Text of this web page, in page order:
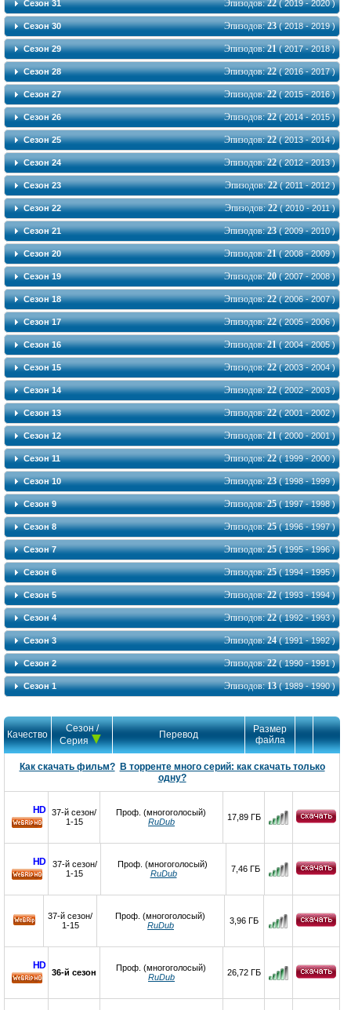
Сезон 31 Эпизодов:22( 2019 - 2020 )
Сезон 30 Эпизодов:23( 2018 - 2019 )
Сезон 29 Эпизодов:21( 2017 - 2018 )
Сезон 28 Эпизодов:22( 2016 - 2017 )
Сезон 27 Эпизодов:22( 2015 - 2016 )
Сезон 26 Эпизодов:22( 2014 - 2015 )
Сезон 25 Эпизодов:22( 2013 - 2014 )
Сезон 24 Эпизодов:22( 2012 - 2013 )
Сезон 23 Эпизодов:22( 2011 - 2012 )
Сезон 22 Эпизодов:22( 2010 - 2011 )
Сезон 21 Эпизодов:23( 2009 - 2010 )
Сезон 20 Эпизодов:21( 2008 - 2009 )
Сезон 19 Эпизодов:20( 2007 - 2008 )
Сезон 18 Эпизодов:22( 2006 - 2007 )
Сезон 17 Эпизодов:22( 2005 - 2006 )
Сезон 16 Эпизодов:21( 2004 - 2005 )
Сезон 15 Эпизодов:22( 2003 - 2004 )
Сезон 14 Эпизодов:22( 2002 - 2003 )
Сезон 13 Эпизодов:22( 2001 - 2002 )
Сезон 12 Эпизодов:21( 2000 - 2001 )
Сезон 11 Эпизодов:22( 1999 - 2000 )
Сезон 10 Эпизодов:23( 1998 - 1999 )
Сезон 9 Эпизодов:25( 1997 - 1998 )
Сезон 8 Эпизодов:25( 1996 - 1997 )
Сезон 7 Эпизодов:25( 1995 - 1996 )
Сезон 6 Эпизодов:25( 1994 - 1995 )
Сезон 5 Эпизодов:22( 1993 - 1994 )
Сезон 4 Эпизодов:22( 1992 - 1993 )
Сезон 3 Эпизодов:24( 1991 - 1992 )
Сезон 2 Эпизодов:22( 1990 - 1991 )
Сезон 1 Эпизодов:13( 1989 - 1990 )
Качество
Сезон /
Серия
Перевод
Размер
файла
Как скачать фильм? В торренте много серий: как скачать только
одну?
HD
37-й сезон/
1-15
Проф. (многоголосый)
RuDub
17,89 ГБ
HD
37-й сезон/
1-15
Проф. (многоголосый)
RuDub
7,46 ГБ
37-й сезон/
1-15
Проф. (многоголосый)
RuDub
3,96 ГБ
HD
36-й сезон
Проф. (многоголосый)
RuDub
26,72 ГБ